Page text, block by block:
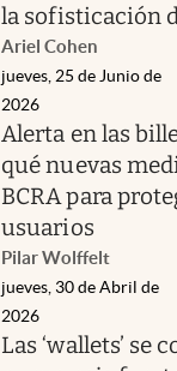
la sofisticación
Ariel Cohen
jueves, 25 de Junio de
2026
Alerta en las
qué nuevas
BCRA para
usuarios
Pilar Wolffelt
jueves, 30 de Abril de
2026
Las ‘wallets’ se